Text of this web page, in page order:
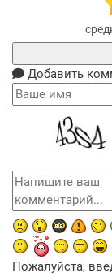
Добавить
Пожалуйста,